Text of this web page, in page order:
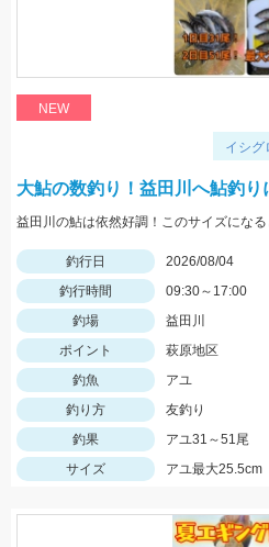
NEW
イシグ
大鮎の数釣り！益田川へ鮎釣り
釣行日
2026/08/04
釣行時間
09:30～17:00
釣場
益田川
ポイント
萩原地区
釣魚
アユ
釣り方
友釣り
釣果
アユ31～51尾
サイズ
アユ最大25.5cm